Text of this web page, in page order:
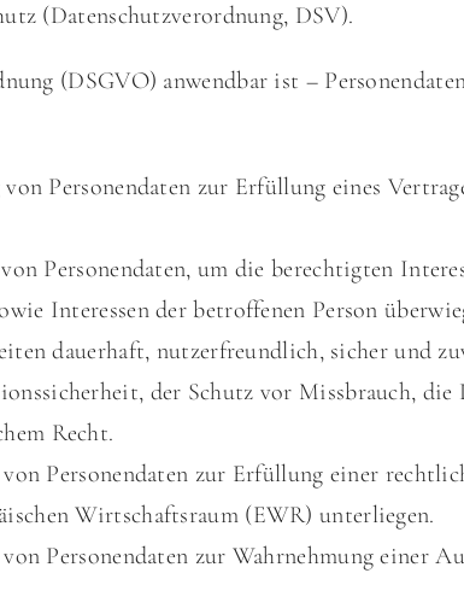
(Datenschutzverordnung, DSV).
(DSGVO) anwendbar ist – Personendaten
Personendaten zur Erfüllung eines
Personendaten, um die berechtigten
Interessen der betroffenen Person
dauerhaft, nutzerfreundlich, sicher und
der Schutz vor Missbrauch, die
Recht.
Personendaten zur Erfüllung einer
Wirtschaftsraum (EWR) unterliegen.
Personendaten zur Wahrnehmung einer